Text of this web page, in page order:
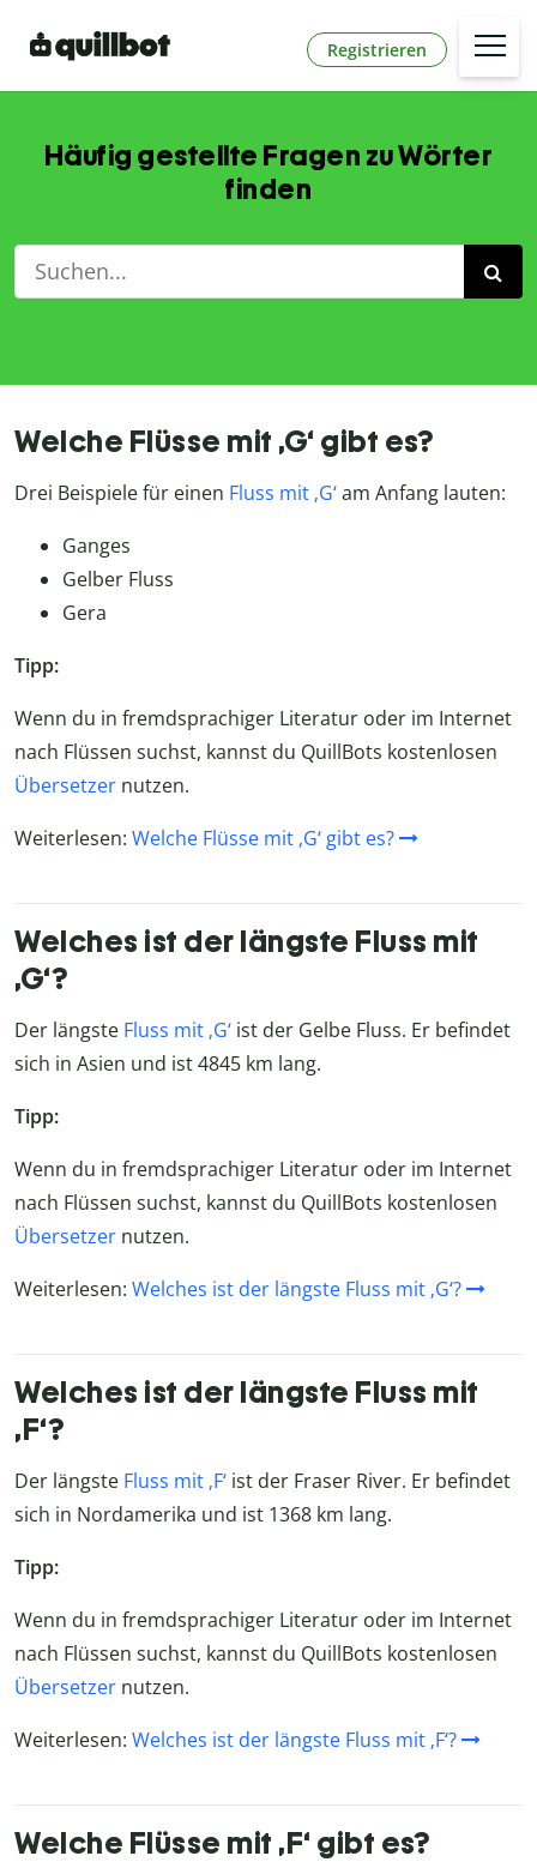
Registrieren
Häufig gestellte Fragen zu Wörter
finden
Welche Flüsse mit ‚G‘ gibt es?
Drei Beispiele für einen Fluss mit ‚G‘am Anfang lauten:
Ganges
Gelber Fluss
Gera
Tipp:
Wenn du in fremdsprachiger Literatur oder im Internet
nach Flüssen suchst, kannst du QuillBots kostenlosen
Übersetzer nutzen.
Weiterlesen: Welche Flüsse mit ‚G‘ gibt es?
Welches ist der längste Fluss mit
‚G‘?
Der längste Fluss mit ‚G‘ ist der Gelbe Fluss. Er befindet
sich in Asien und ist 4845 km lang.
Tipp:
Wenn du in fremdsprachiger Literatur oder im Internet
nach Flüssen suchst, kannst du QuillBots kostenlosen
Übersetzer nutzen.
Weiterlesen: Welches ist der längste Fluss mit ‚G‘?
Welches ist der längste Fluss mit
‚F‘?
Der längste Fluss mit ‚F‘ ist der Fraser River. Er befindet
sich in Nordamerika und ist 1368 km lang.
Tipp:
Wenn du in fremdsprachiger Literatur oder im Internet
nach Flüssen suchst, kannst du QuillBots kostenlosen
Übersetzer nutzen.
Weiterlesen: Welches ist der längste Fluss mit ‚F‘?
Welche Flüsse mit ‚F‘ gibt es?